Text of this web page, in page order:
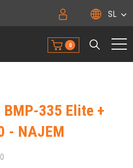
SL
0
335 Elite +
- NAJEM